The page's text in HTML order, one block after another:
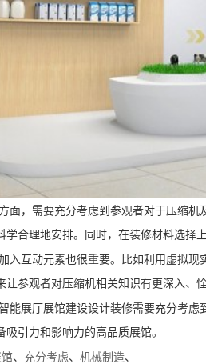
面，需要充分考虑到参观者对于压缩
学合理地安排。同时，在装修材料选
入互动元素也很重要。比如利用虚拟
让参观者对压缩机相关知识有更深入、
能展厅展馆建设设计装修需要充分考
吸引力和影响力的高品质展馆。
、 充分考虑、 机械制造、